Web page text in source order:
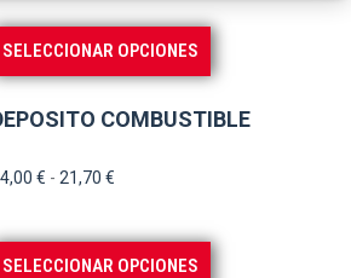
SELECCIONAR OPCIONES
producto
tiene
opciones
COMBUSTIBLE
€ - 21,70 €
precios:
desde
SELECCIONAR OPCIONES